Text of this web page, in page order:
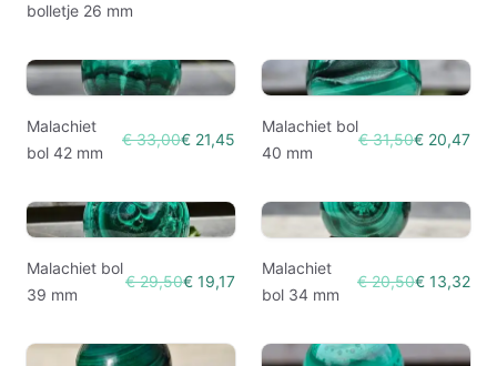
bolletje 26 mm
Malachiet
bol 42 mm
€ 33,00€ 21,45
Malachiet bol
40 mm
€ 31,50€ 20,47
Malachiet bol
39 mm
€ 29,50€ 19,17
Malachiet
bol 34 mm
€ 20,50€ 13,32